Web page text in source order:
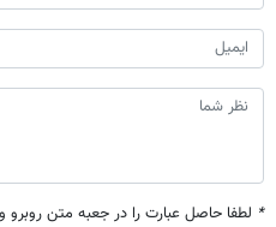
* لطفا حاصل عبارت را در جعبه متن روبرو